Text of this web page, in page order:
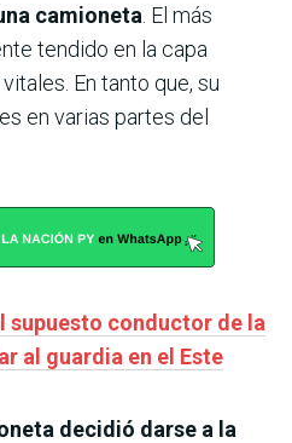
camioneta . El más
tendido en la capa
En tanto que, su
en varias partes del
supuesto conductor de la
al guardia en el Este
decidió darse a la